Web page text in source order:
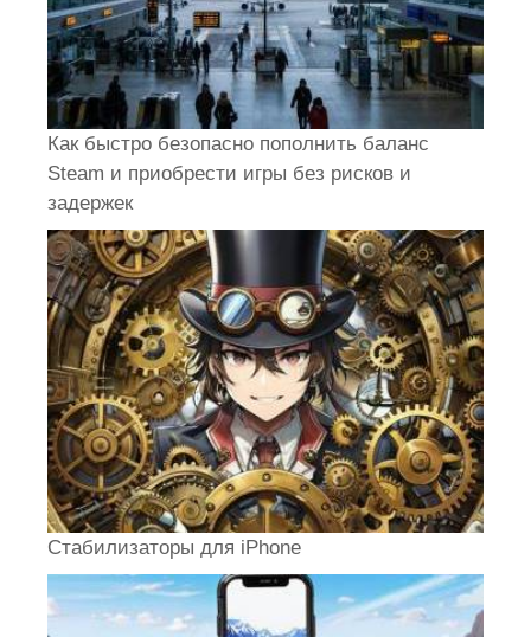
Как быстро безопасно пополнить баланс
Steam и приобрести игры без рисков и
задержек
Стабилизаторы для iPhone